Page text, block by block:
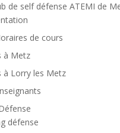
de self défense ATEMI de
de cours
à Metz
à Lorry les Metz
défense